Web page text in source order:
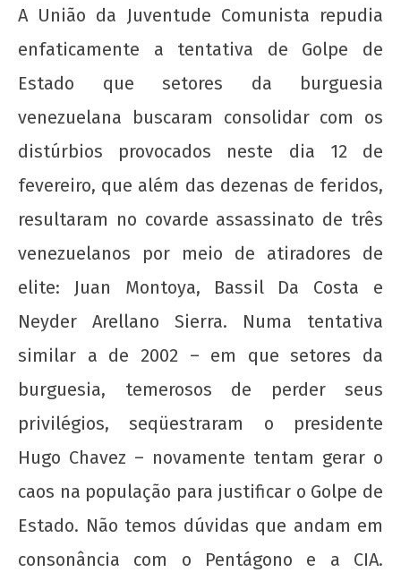
Nota da UJC-Brasil em solidariedade ao irmão
fevereiro
wp-
admin
fevereiro
wp-
admin
A União da Juventude Comunista repudia
enfaticamente a tentativa de Golpe de
Estado que setores da burguesia
venezuelana buscaram consolidar com os
distúrbios provocados neste dia 12 de
fevereiro, que além das dezenas de feridos,
resultaram no covarde assassinato de três
venezuelanos por meio de atiradores de
elite: Juan Montoya, Bassil Da Costa e
Neyder Arellano Sierra. Numa tentativa
similar a de 2002 – em que setores da
burguesia, temerosos de perder seus
privilégios, seqüestraram o presidente
Hugo Chavez – novamente tentam gerar o
caos na população para justificar o Golpe de
Estado. Não temos dúvidas que andam em
consonância com o Pentágono e a CIA.